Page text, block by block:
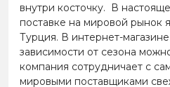
внутри косточку. В
поставке на мировой рынок
Турция. В интернет-магазине
зависимости от сезона
компания сотрудничает с
мировыми поставщиками